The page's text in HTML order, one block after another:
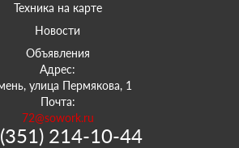
Техника на карте
Новости
Объявления
Адрес:
улица Пермякова, 1
Почта:
72@sowork.ru
214-10-44